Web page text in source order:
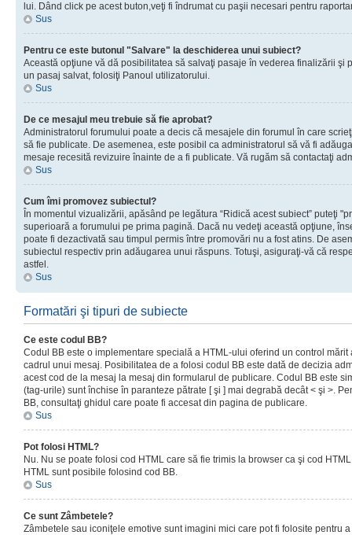
lui. Dând click pe acest buton,veţi fi îndrumat cu paşii necesari pentru
Sus
Pentru ce este butonul "Salvare" la deschiderea unui subiect?
Această opţiune vă dă posibilitatea să salvaţi pasaje în vederea finalizării şi
un pasaj salvat, folosiţi Panoul utilizatorului.
Sus
De ce mesajul meu trebuie să fie aprobat?
Administratorul forumului poate a decis că mesajele din forumul în care
să fie publicate. De asemenea, este posibil ca administratorul să vă fi
mesaje recesită revizuire înainte de a fi publicate. Vă rugăm să contactaţi
Sus
Cum îmi promovez subiectul?
În momentul vizualizării, apăsând pe legătura “Ridică acest subiect” puteţi
superioară a forumului pe prima pagină. Dacă nu vedeţi această opţiune,
poate fi dezactivată sau timpul permis între promovări nu a fost atins. De
subiectul respectiv prin adăugarea unui răspuns. Totuşi, asiguraţi-vă că
astfel.
Sus
Formatări şi tipuri de subiecte
Ce este codul BB?
Codul BB este o implementare specială a HTML-ului oferind un control
cadrul unui mesaj. Posibilitatea de a folosi codul BB este dată de decizia
acest cod de la mesaj la mesaj din formularul de publicare. Codul BB este
(tag-urile) sunt închise în paranteze pătrate [ şi ] mai degrabă decât < şi >.
BB, consultaţi ghidul care poate fi accesat din pagina de publicare.
Sus
Pot folosi HTML?
Nu. Nu se poate folosi cod HTML care să fie trimis la browser ca şi cod
HTML sunt posibile folosind cod BB.
Sus
Ce sunt Zâmbetele?
Zâmbetele sau iconiţele emotive sunt imagini mici care pot fi folosite pentru